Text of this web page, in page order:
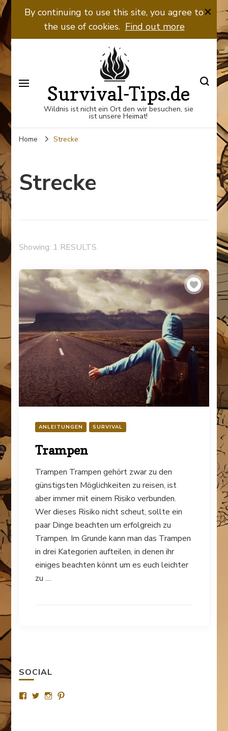
By continuing to use this site, you agree to
the use of cookies. Find out more
Survival-Tips.de
Wildnis ist nicht ein Ort den wir besuchen, sie
ist unsere Heimat!
Home Strecke
Strecke
Showing: 1 RESULTS
ANLEITUNGEN SURVIVAL
Trampen
Trampen Trampen gehört zwar zu den
günstigsten Möglichkeiten zu reisen, ist
aber immer mit einem Risiko verbunden.
Wer dieses Risiko nicht scheut, sollte ein
paar Dinge beachten um erfolgreich zu
Trampen. Im Grunde kann man das Trampen
in drei Kategorien aufteilen, in denen ihr
einiges beachten könnt um es euch leichter
zu …
SOCIAL
Profil Profil Profil